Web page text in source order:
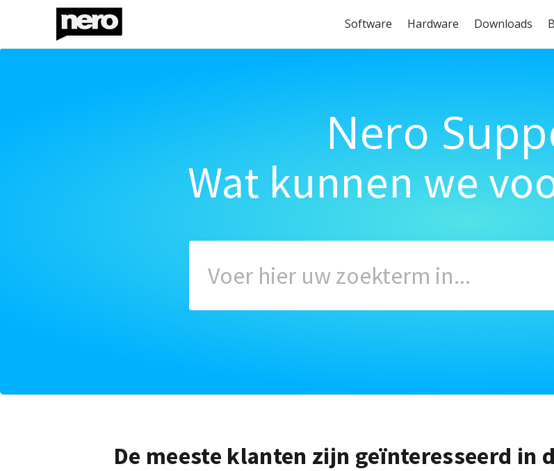
Software Hardware Downloads
Nero
Wat kunnen we
De meeste klanten zijn geïnteresseerd in